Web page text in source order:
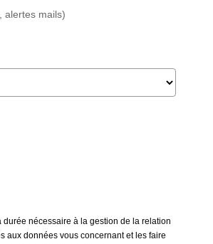
alertes mails)
nécessaire à la gestion de la relation
aux données vous concernant et les faire